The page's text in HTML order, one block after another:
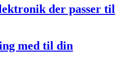
der passer til
med til din